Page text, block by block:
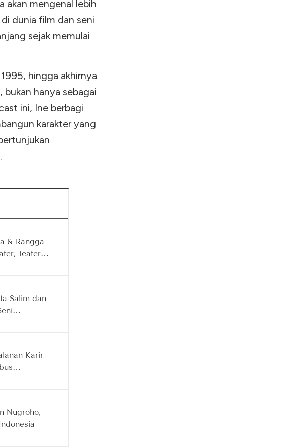
akan mengenal lebih
dunia film dan seni
sejak memulai
hingga akhirnya
hanya sebagai
ini, Ine berbagi
karakter yang
& Rangga
Teater
Salim dan
Karir
Nugroho,